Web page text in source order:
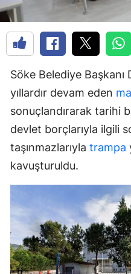
Söke Belediye Başkanı
yıllardır devam eden
sonuçlandırarak tarihi
devlet borçlarıyla ilgili
taşınmazlarıyla trampa
kavuşturuldu.